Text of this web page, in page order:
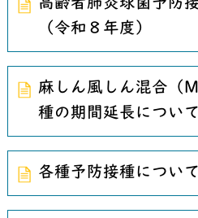
高齢者肺炎球菌予防
（令和８年度）
麻しん風しん混合（
種の期間延長について
各種予防接種について